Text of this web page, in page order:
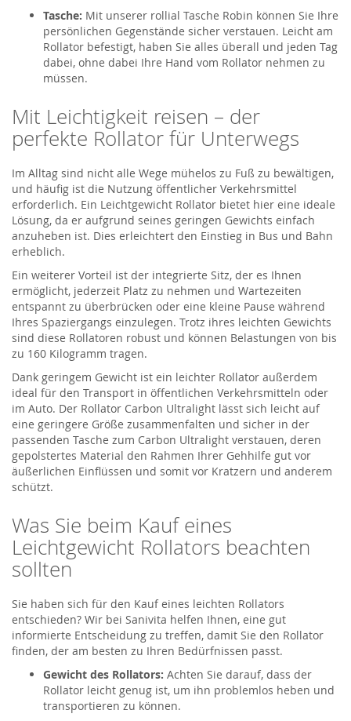
Tasche: Mit unserer rollial Tasche Robin können Sie Ihre
persönlichen Gegenstände sicher verstauen. Leicht am
Rollator befestigt, haben Sie alles überall und jeden Tag
dabei, ohne dabei Ihre Hand vom Rollator nehmen zu
müssen.
Mit Leichtigkeit reisen – der
perfekte Rollator für Unterwegs
Im Alltag sind nicht alle Wege mühelos zu Fuß zu bewältigen,
und häufig ist die Nutzung öffentlicher Verkehrsmittel
erforderlich. Ein Leichtgewicht Rollator bietet hier eine ideale
Lösung, da er aufgrund seines geringen Gewichts einfach
anzuheben ist. Dies erleichtert den Einstieg in Bus und Bahn
erheblich.
Ein weiterer Vorteil ist der integrierte Sitz, der es Ihnen
ermöglicht, jederzeit Platz zu nehmen und Wartezeiten
entspannt zu überbrücken oder eine kleine Pause während
Ihres Spaziergangs einzulegen. Trotz ihres leichten Gewichts
sind diese Rollatoren robust und können Belastungen von bis
zu 160 Kilogramm tragen.
Dank geringem Gewicht ist ein leichter Rollator außerdem
ideal für den Transport in öffentlichen Verkehrsmitteln oder
im Auto. Der Rollator Carbon Ultralight lässt sich leicht auf
eine geringere Größe zusammenfalten und sicher in der
passenden Tasche zum Carbon Ultralight verstauen, deren
gepolstertes Material den Rahmen Ihrer Gehhilfe gut vor
äußerlichen Einflüssen und somit vor Kratzern und anderem
schützt.
Was Sie beim Kauf eines
Leichtgewicht Rollators beachten
sollten
Sie haben sich für den Kauf eines leichten Rollators
entschieden? Wir bei Sanivita helfen Ihnen, eine gut
informierte Entscheidung zu treffen, damit Sie den Rollator
finden, der am besten zu Ihren Bedürfnissen passt.
Gewicht des Rollators: Achten Sie darauf, dass der
Rollator leicht genug ist, um ihn problemlos heben und
transportieren zu können.